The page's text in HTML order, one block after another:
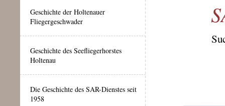
Geschichte der Holtenauer
Fliegergeschwader
Geschichte des Seefliegerhorstes
Holtenau
Die Geschichte des SAR-Dienstes seit
1958